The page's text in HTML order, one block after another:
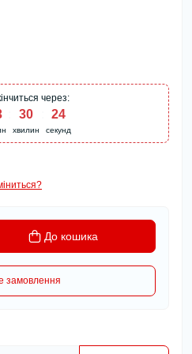
через:
30
хвилин
24
секунд
До кошика
замовлення